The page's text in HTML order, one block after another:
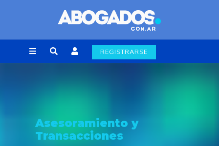
REGISTRARSE
Asesoramiento y
Transacciones